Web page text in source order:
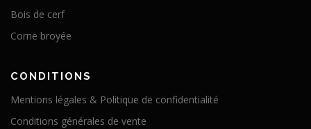
Bois de cerf
Corne broyée
CONDITIONS
Mentions légales & Politique de confidentialité
Conditions générales de vente